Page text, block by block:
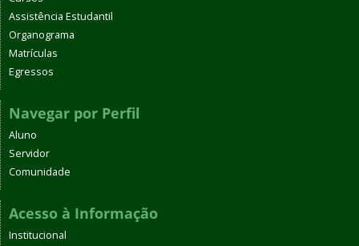
Assistência Estudantil
Organograma
Matrículas
Egressos
Navegar por Perfil
Aluno
Servidor
Comunidade
Acesso à Informação
Institucional